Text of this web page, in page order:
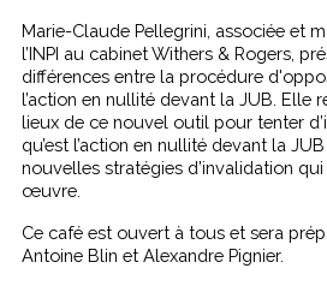
Marie-Claude Pellegrini, associée et
l’INPI au cabinet Withers & Rogers,
différences entre la procédure
l’action en nullité devant la JUB. Elle
lieux de ce nouvel outil pour tenter
qu’est l’action en nullité devant la
nouvelles stratégies d’invalidation
œuvre.
Ce café est ouvert à tous et sera
Antoine Blin et Alexandre Pignier.